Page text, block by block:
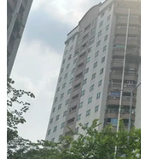
CƠ QUAN CHỦ QUẢN: THÔNG TẤN
Tổng Biên tập: TRẦN
Phó Tổng Biên tập:
THỦY
Sở hữu trí tuệ
RSS